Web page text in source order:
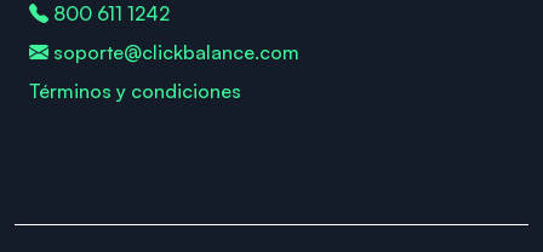
800 611 1242
soporte@clickbalance.com
Términos y condiciones